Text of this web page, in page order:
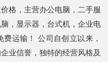
格，主营办公电脑，二手服
，显示器，台式机，企业电
运输！ 公司自创立以来，
业信誉，独特的经营风格及